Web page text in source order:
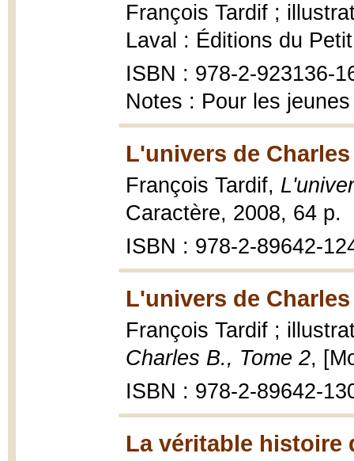
François Tardif ;
Laval : Éditions du
ISBN : 978-2-923136-
Notes : Pour les
L'univers de Charles
François Tardif,
Caractère, 2008, 64 p.
ISBN : 978-2-89642-
L'univers de Charles
François Tardif ;
Charles B., Tome 2,
ISBN : 978-2-89642-
La véritable histoire